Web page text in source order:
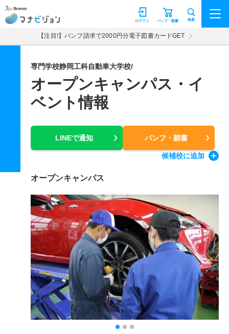
マナビジョン パンフ・願書
ログイン 検索
【注目!】パンフ請求で2000円分電子図書カードGET
専門学校静岡工科自動車大学校/
オープンキャンパス・イ
ベント情報
LINEで通知 パンフ・願書
候補校に追加
オープンキャンパス